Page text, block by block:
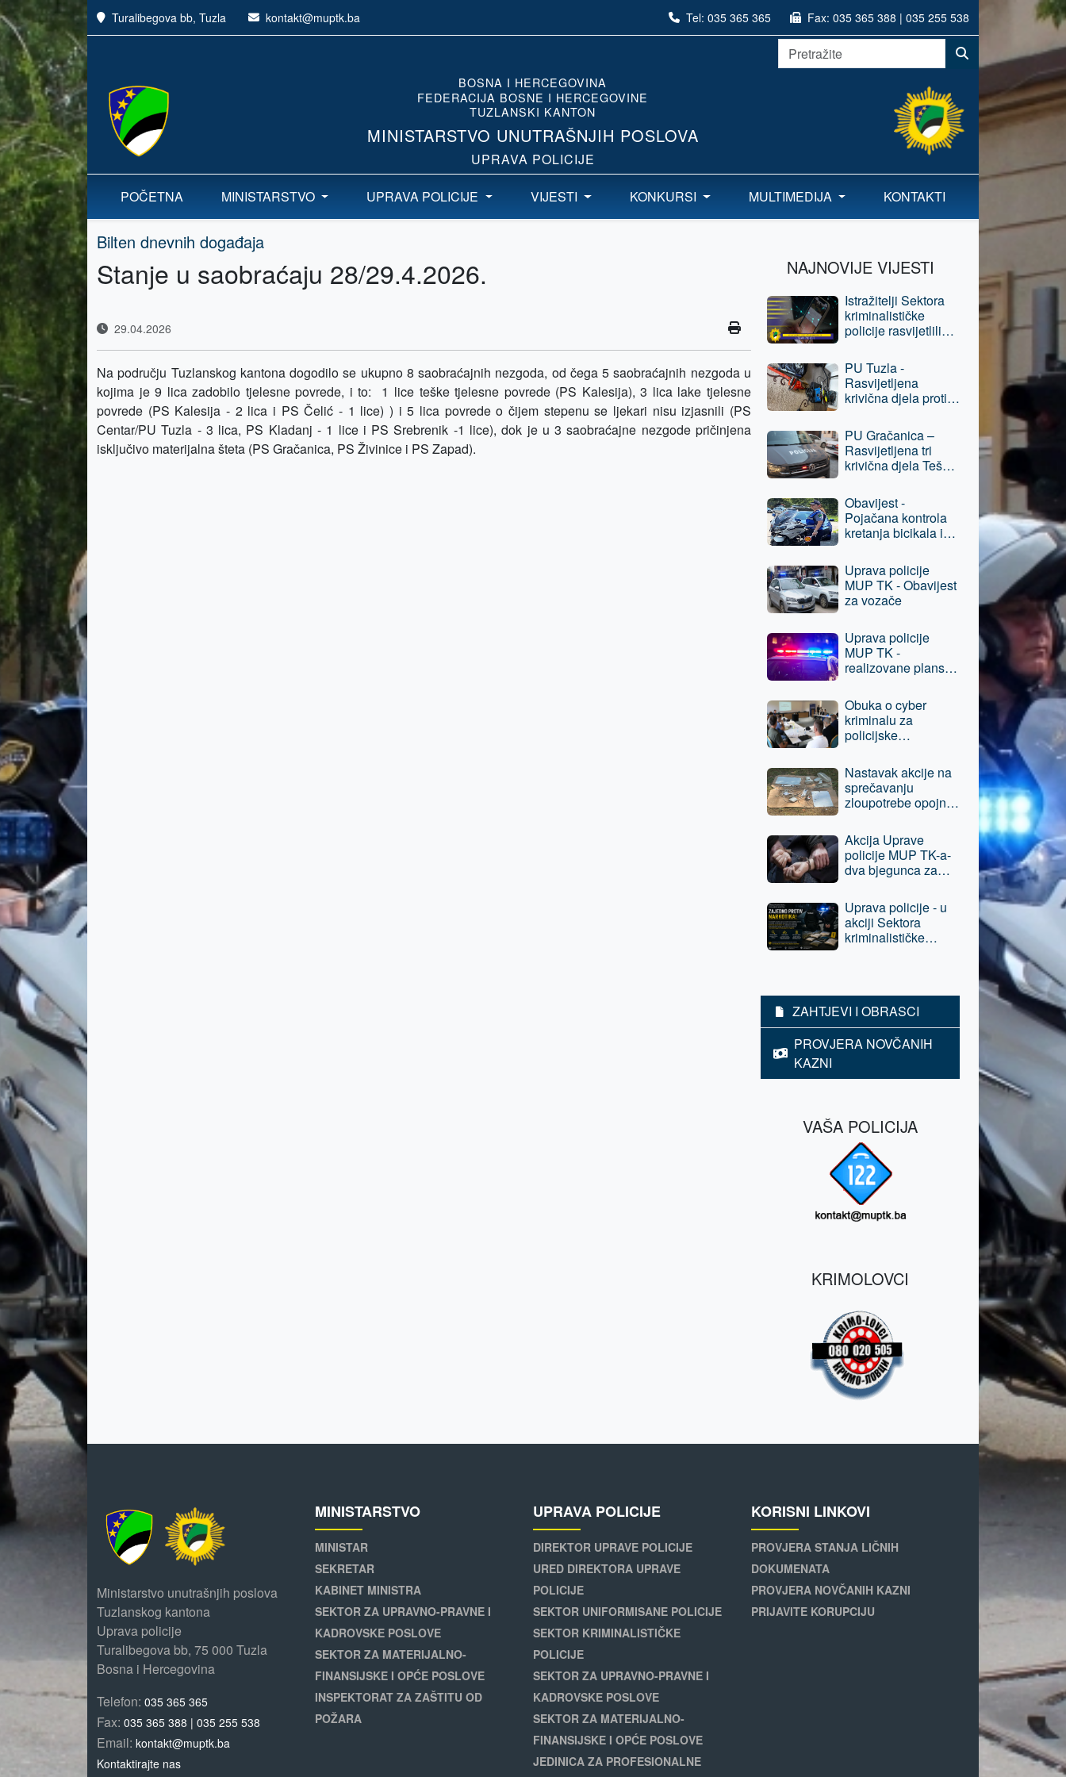
Turalibegova bb, Tuzla kontakt@muptk.ba Tel: 035 365 365 Fax: 035 365 388 | 035 255 538
BOSNA I HERCEGOVINA
FEDERACIJA BOSNE I HERCEGOVINE
TUZLANSKI KANTON
MINISTARSTVO UNUTRAŠNJIH POSLOVA
UPRAVA POLICIJE
POČETNA MINISTARSTVO UPRAVA POLICIJE VIJESTI KONKURSI MULTIMEDIJA KONTAKTI
Bilten dnevnih događaja
Stanje u saobraćaju 28/29.4.2026.
29.04.2026
Na području Tuzlanskog kantona dogodilo se ukupno 8 saobraćajnih nezgoda, od čega 5 saobraćajnih nezgoda u
kojima je 9 lica zadobilo tjelesne povrede, i to: 1 lice teške tjelesne povrede (PS Kalesija), 3 lica lake tjelesne
povrede (PS Kalesija - 2 lica i PS Čelić - 1 lice) ) i 5 lica povrede o čijem stepenu se ljekari nisu izjasnili (PS
Centar/PU Tuzla - 3 lica, PS Kladanj - 1 lice i PS Srebrenik -1 lice), dok je u 3 saobraćajne nezgode pričinjena
isključivo materijalna šteta (PS Gračanica, PS Živinice i PS Zapad).
NAJNOVIJE VIJESTI
Istražitelji Sektora
kriminalističke
policije rasvijetlili
Prijevara,
osumnjičenom licu
oduzeta sloboda
PU Tuzla -
Rasvijetljena
krivična djela protiv
osoba lišena
slobode
PU Gračanica –
Rasvijetljena tri
krivična djela Teška
osumnjičenog lica
podneseni izvještaji
nadležnom
tužilaštvu
Obavijest -
Pojačana kontrola
kretanja bicikala i
u pješačkim
zonama grada Tuzla
Uprava policije
MUP TK - Obavijest
za vozače
Uprava policije
MUP TK -
realizovane planske
opojna droga
Obuka o cyber
kriminalu za
policijske
policije MUP TK-a i
Policije Brčko
distrikta BiH
Nastavak akcije na
sprečavanju
zloupotrebe opojnih
iz Tuzle oduzeta
sloboda
Akcija Uprave
policije MUP TK-a-
dva bjegunca za
raspisane potrage
pronađeni i lišeni
slobode
Uprava policije - u
akciji Sektora
kriminalističke
oduzeta sloboda -
predat je tužilaštvu
ZAHTJEVI I OBRASCI
PROVJERA NOVČANIH
KAZNI
VAŠA POLICIJA
KRIMOLOVCI
Ministarstvo unutrašnjih poslova
Tuzlanskog kantona
Uprava policije
Turalibegova bb, 75 000 Tuzla
Bosna i Hercegovina
Telefon: 035 365 365
Fax: 035 365 388 | 035 255 538
Email: kontakt@muptk.ba
Kontaktirajte nas
MINISTARSTVO
MINISTAR
SEKRETAR
KABINET MINISTRA
SEKTOR ZA UPRAVNO-PRAVNE I
KADROVSKE POSLOVE
SEKTOR ZA MATERIJALNO-
FINANSIJSKE I OPĆE POSLOVE
INSPEKTORAT ZA ZAŠTITU OD
POŽARA
UPRAVA POLICIJE
DIREKTOR UPRAVE POLICIJE
URED DIREKTORA UPRAVE
POLICIJE
SEKTOR UNIFORMISANE POLICIJE
SEKTOR KRIMINALISTIČKE
POLICIJE
SEKTOR ZA UPRAVNO-PRAVNE I
KADROVSKE POSLOVE
SEKTOR ZA MATERIJALNO-
FINANSIJSKE I OPĆE POSLOVE
JEDINICA ZA PROFESIONALNE
KORISNI LINKOVI
PROVJERA STANJA LIČNIH
DOKUMENATA
PROVJERA NOVČANIH KAZNI
PRIJAVITE KORUPCIJU